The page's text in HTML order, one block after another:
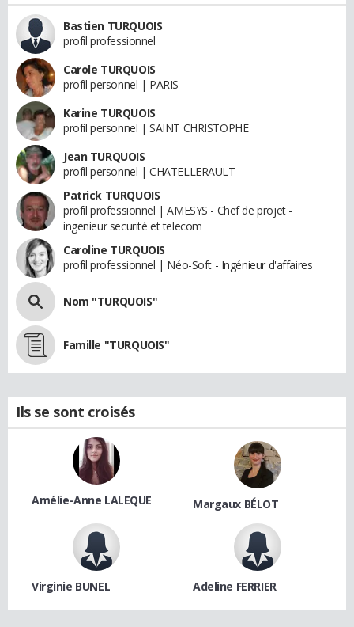
Bastien TURQUOIS
profil professionnel
Carole TURQUOIS
profil personnel | PARIS
Karine TURQUOIS
profil personnel | SAINT CHRISTOPHE
Jean TURQUOIS
profil personnel | CHATELLERAULT
Patrick TURQUOIS
profil professionnel | AMESYS - Chef de projet -
ingenieur securité et telecom
Caroline TURQUOIS
profil professionnel | Néo-Soft - Ingénieur d'affaires
Nom "TURQUOIS"
Famille "TURQUOIS"
Ils se sont croisés
Amélie-Anne LALEQUE Margaux BÉLOT
Virginie BUNEL Adeline FERRIER